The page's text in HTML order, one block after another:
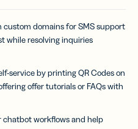
custom domains for SMS support
while resolving inquiries
service by printing QR Codes on
offer tutorials or FAQs with
chatbot workflows and help